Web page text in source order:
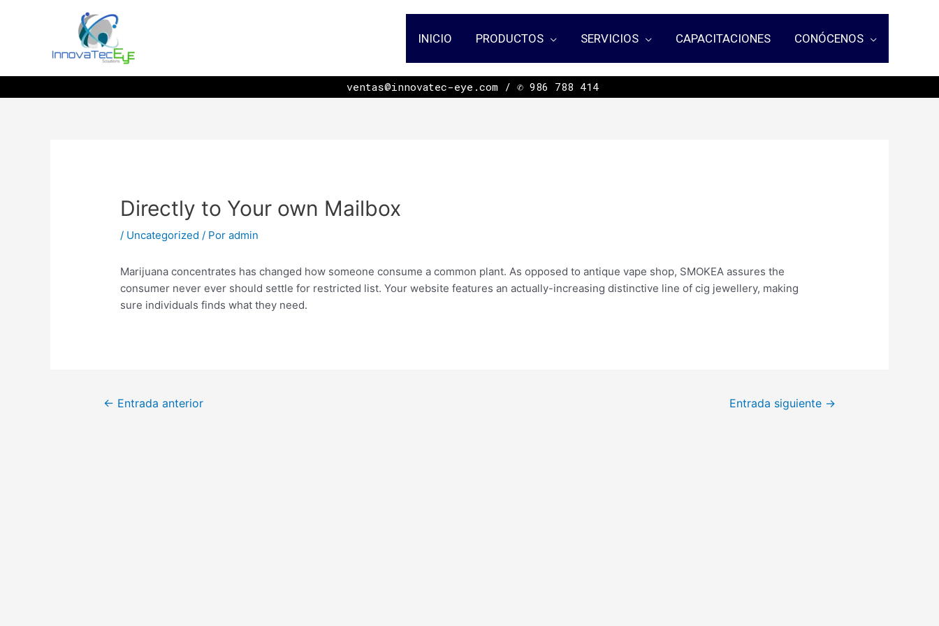
INICIO PRODUCTOS SERVICIOS CAPACITACIONES CONÓCENOS
ㅤㅤㅤㅤㅤㅤㅤㅤㅤㅤㅤㅤㅤㅤㅤㅤㅤㅤㅤㅤㅤㅤㅤㅤㅤㅤㅤㅤㅤㅤㅤㅤㅤㅤㅤㅤㅤㅤㅤ ventas@innovatec-eye.com / ✆ 986 788 414
Directly to Your own Mailbox
/ Uncategorized / Poradmin
Marijuana concentrates has changed how someone consume a common plant. As opposed to antique vape shop, SMOKEA assures the
consumer never ever should settle for restricted list. Your website features an actually-increasing distinctive line of cig jewellery, making
sure individuals finds what they need.
Navegación
← Entrada anterior Entrada siguiente →